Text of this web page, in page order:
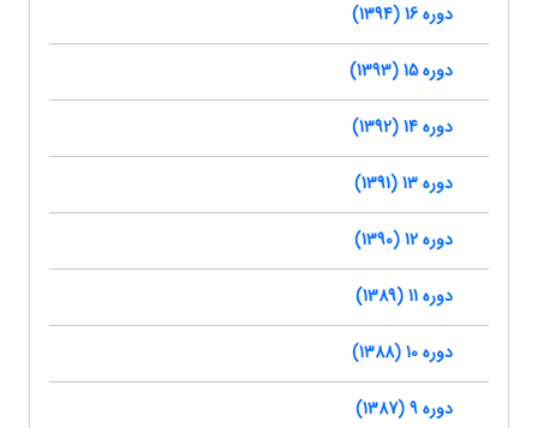
دوره 16 (1394)
دوره 15 (1393)
دوره 14 (1392)
دوره 13 (1391)
دوره 12 (1390)
دوره 11 (1389)
دوره 10 (1388)
دوره 9 (1387)